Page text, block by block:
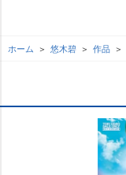
ホーム 悠木碧 作品